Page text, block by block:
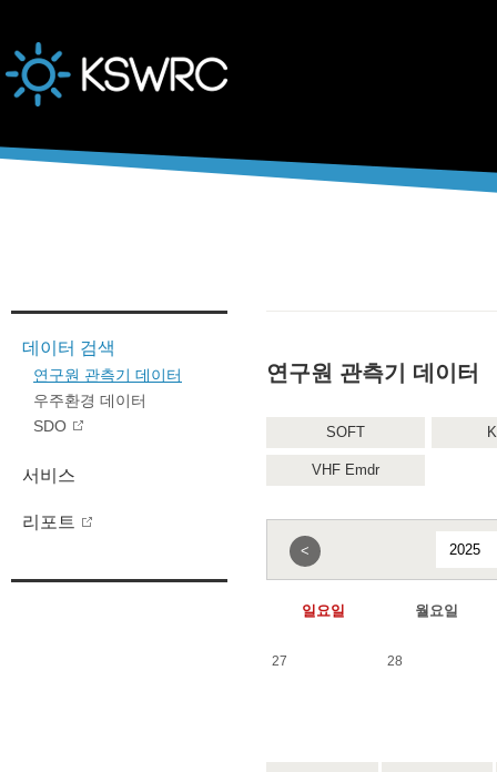
데이터 검색
연구원 관측기 데이터
우주환경 데이터
SDO
서비스
리포트
연구원 관측기 데이터
SOFT
VHF Emdr
<
일요일 월요일
27 28